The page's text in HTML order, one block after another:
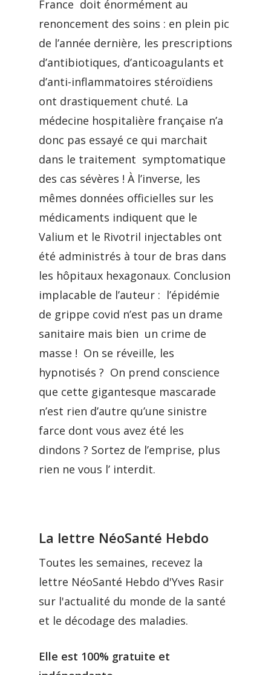
France doit énormément au
renoncement des soins : en plein pic
de l’année dernière, les prescriptions
d’antibiotiques, d’anticoagulants et
d’anti-inflammatoires stéroïdiens
ont drastiquement chuté. La
médecine hospitalière française n’a
donc pas essayé ce qui marchait
dans le traitement symptomatique
des cas sévères ! À l’inverse, les
mêmes données officielles sur les
médicaments indiquent que le
Valium et le Rivotril injectables ont
été administrés à tour de bras dans
les hôpitaux hexagonaux. Conclusion
implacable de l’auteur : l’épidémie
de grippe covid n’est pas un drame
sanitaire mais bien un crime de
masse ! On se réveille, les
hypnotisés ? On prend conscience
que cette gigantesque mascarade
n’est rien d’autre qu’une sinistre
farce dont vous avez été les
dindons ? Sortez de l’emprise, plus
rien ne vous l’ interdit.
La lettre NéoSanté Hebdo
Toutes les semaines, recevez la
lettre NéoSanté Hebdo d'Yves Rasir
sur l'actualité du monde de la santé
et le décodage des maladies.
Elle est 100% gratuite et